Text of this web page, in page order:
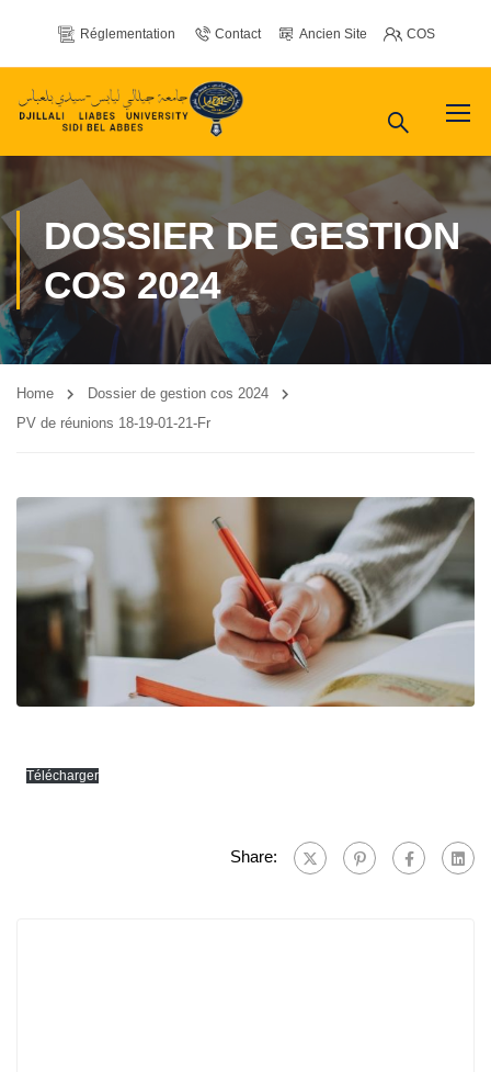
Réglementation Contact Ancien Site COS
DOSSIER DE GESTION
COS 2024
Home
Dossier de gestion cos 2024
PV de réunions 18-19-01-21-Fr
Télécharger
Share: